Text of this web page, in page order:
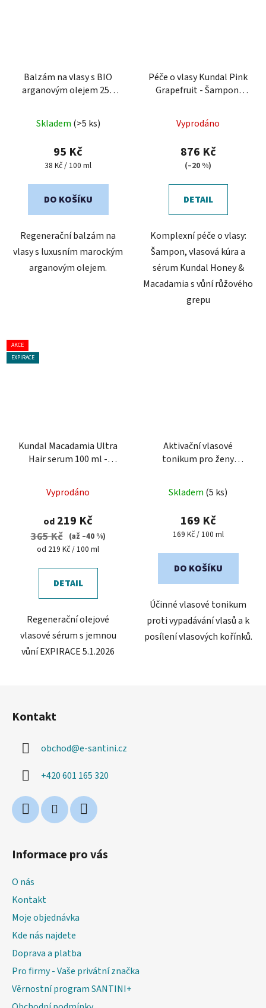
Balzám na vlasy s BIO
arganovým olejem 250
Skladem (>5 ks)
95 Kč
Měrná
38 Kč / 100 ml
DO KOŠÍKU
Regenerační balzám na
vlasy s luxusním marockým
arganovým olejem.
Péče o vlasy Kundal Pink
Grapefruit - Šampon,
Vyprodáno
876 Kč
(–20 %)
DETAIL
Komplexní péče o vlasy:
Šampon, vlasová kúra a
sérum Kundal Honey &
Macadamia s vůní růžového
grepu
AKCE
EXPIRACE
Kundal Macadamia Ultra
Hair serum 100 ml -
vlasy
Vyprodáno
od 219 Kč
365 Kč
(až –40 %)
Měrná
od 219 Kč / 100 ml
DETAIL
Regenerační olejové
vlasové sérum s jemnou
vůní EXPIRACE 5.1.2026
Aktivační vlasové
tonikum pro ženy
Skladem (5 ks)
169 Kč
Měrná
169 Kč / 100 ml
DO KOŠÍKU
Účinné vlasové tonikum
proti vypadávání vlasů a k
posílení vlasových kořínků.
Kontakt
obchod@e-santini.cz
+420 601 165 320
Informace pro vás
O nás
Kontakt
Moje objednávka
Kde nás najdete
Doprava a platba
Pro firmy - Vaše privátní značka
Věrnostní program SANTINI+